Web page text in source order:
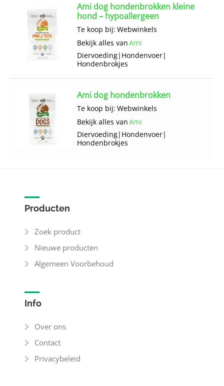
Ami dog hondenbrokken kleine
hond – hypoallergeen
Te koop bij: Webwinkels
Bekijk alles vanAmi
Diervoeding| Hondenvoer|
Hondenbrokjes
Ami dog hondenbrokken
Te koop bij: Webwinkels
Bekijk alles vanAmi
Diervoeding| Hondenvoer|
Hondenbrokjes
Producten
Zoek product
Nieuwe producten
Algemeen Voorbehoud
Info
Over ons
Contact
Privacybeleid